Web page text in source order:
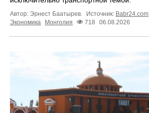
Автор: Эрнест Баатырев. Источник: Babr24.com
Экономика
Монголия 718 06.08.2026